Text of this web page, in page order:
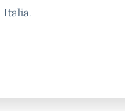
Italia.